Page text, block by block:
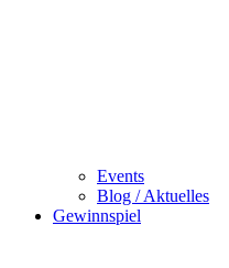
Events
Blog / Aktuelles
Gewinnspiel